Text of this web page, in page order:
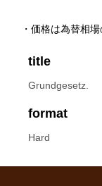
title
Grundgesetz.
format
Hard
・価格は為替相